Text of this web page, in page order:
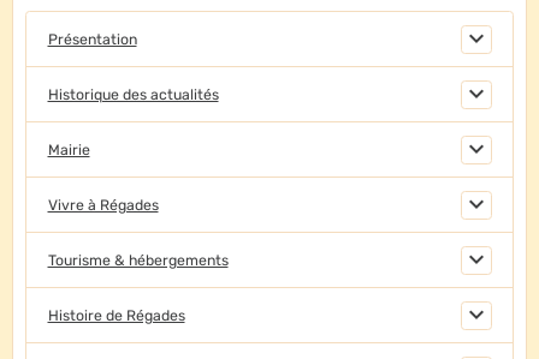
Présentation
Historique des actualités
Mairie
Vivre à Régades
Tourisme & hébergements
Histoire de Régades